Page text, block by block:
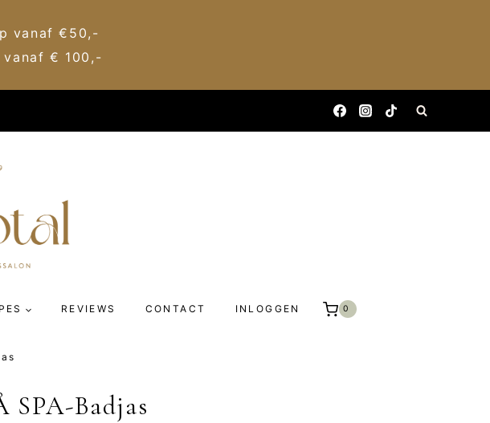
vanaf €50,-
€ 100,-
REVIEWS CONTACT INLOGGEN 0
SPA-Badjas